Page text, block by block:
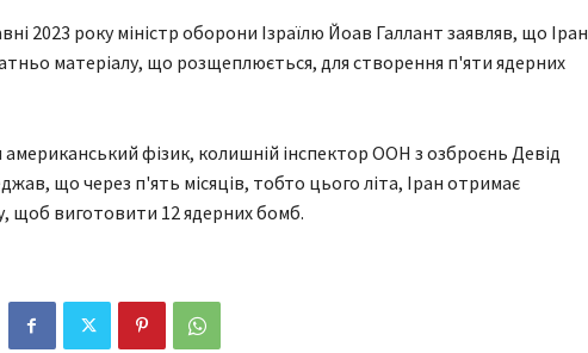
2023 року міністр оборони Ізраїлю Йоав Галлант заявляв, що Іран
матеріалу, що розщеплюється, для створення п'яти ядерних
американський фізик, колишній інспектор ООН з озброєнь Девід
що через п'ять місяців, тобто цього літа, Іран отримає
щоб виготовити 12 ядерних бомб.